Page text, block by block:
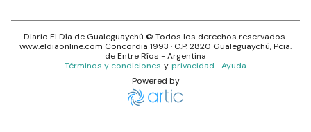
Diario El Día de Gualeguaychú © Todos los derechos reservados.·
www.eldiaonline.com Concordia 1993 · C.P.2820 Gualeguaychú, Pcia.
deEntre Ríos - Argentina
Términos y condiciones y privacidad · Ayuda
Powered by